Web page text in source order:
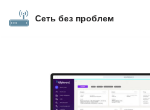
Сеть без проблем